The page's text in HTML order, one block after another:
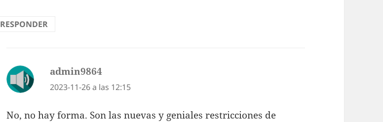
RESPONDER
admin9864
2023-11-26 a las 12:15
No, no hay forma. Son las nuevas y geniales restricciones de